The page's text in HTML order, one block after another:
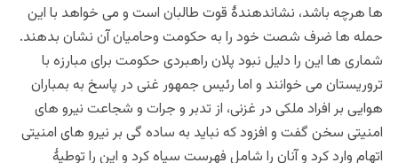
ها هرچه باشد، نشاندهندۀ قوت طالبان است و می خواهد با این
حمله ها ضرف شصت خود را به حکومت وحامیان آن نشان بدهند.
شماری ها این را دلیل نبود پلان راهبردی حکومت برای مبارزه با
تروریستان می خوانند و اما رئیس جمهور غنی در پاسخ به بمباران
هوایی بر افراد ملکی در غزنی، از تدبر و جرات و شجاعت نیرو های
امنیتی سخن گفت و افزود که نباید به ساده گی بر نیرو های امنیتی
اتهام وارد کرد و آنان را شامل فهرست سیاه کرد و این را توطیۀ